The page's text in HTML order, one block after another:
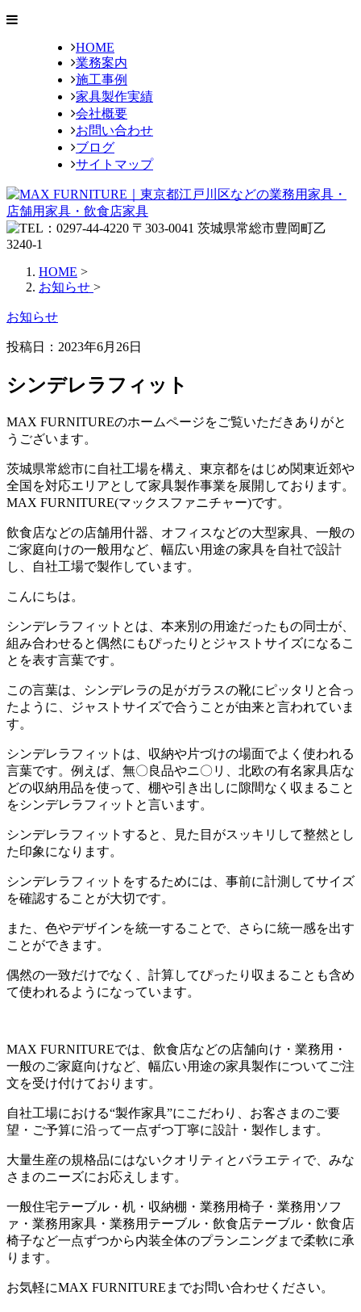
HOME
業務案内
施工事例
家具製作実績
会社概要
お問い合わせ
ブログ
サイトマップ
HOME >
お知らせ >
お知らせ
投稿日： 2023年6月26日
シンデレラフィット
MAX FURNITUREのホームページをご覧いただきありがと
うございます。
茨城県常総市に自社工場を構え、東京都をはじめ関東近郊や
全国を対応エリアとして家具製作事業を展開しております。
MAX FURNITURE(マックスファニチャー)です。
飲食店などの店舗用什器、オフィスなどの大型家具、一般の
ご家庭向けの一般用など、幅広い用途の家具を自社で設計
し、自社工場で製作しています。
こんにちは。
シンデレラフィットとは、本来別の用途だったもの同士が、
組み合わせると偶然にもぴったりとジャストサイズになるこ
とを表す言葉です。
この言葉は、シンデレラの足がガラスの靴にピッタリと合っ
たように、ジャストサイズで合うことが由来と言われていま
す。
シンデレラフィットは、収納や片づけの場面でよく使われる
言葉です。例えば、無〇良品やニ〇リ、北欧の有名家具店な
どの収納用品を使って、棚や引き出しに隙間なく収まること
をシンデレラフィットと言います。
シンデレラフィットすると、見た目がスッキリして整然とし
た印象になります。
シンデレラフィットをするためには、事前に計測してサイズ
を確認することが大切です。
また、色やデザインを統一することで、さらに統一感を出す
ことができます。
偶然の一致だけでなく、計算してぴったり収まることも含め
て使われるようになっています。
MAX FURNITUREでは、飲食店などの店舗向け・業務用・
一般のご家庭向けなど、幅広い用途の家具製作についてご注
文を受け付けております。
自社工場における“製作家具”にこだわり、お客さまのご要
望・ご予算に沿って一点ずつ丁寧に設計・製作します。
大量生産の規格品にはないクオリティとバラエティで、みな
さまのニーズにお応えします。
一般住宅テーブル・机・収納棚・業務用椅子・業務用ソフ
ァ・業務用家具・業務用テーブル・飲食店テーブル・飲食店
椅子など一点ずつから内装全体のプランニングまで柔軟に承
ります。
お気軽にMAX FURNITURE までお問い合わせください。